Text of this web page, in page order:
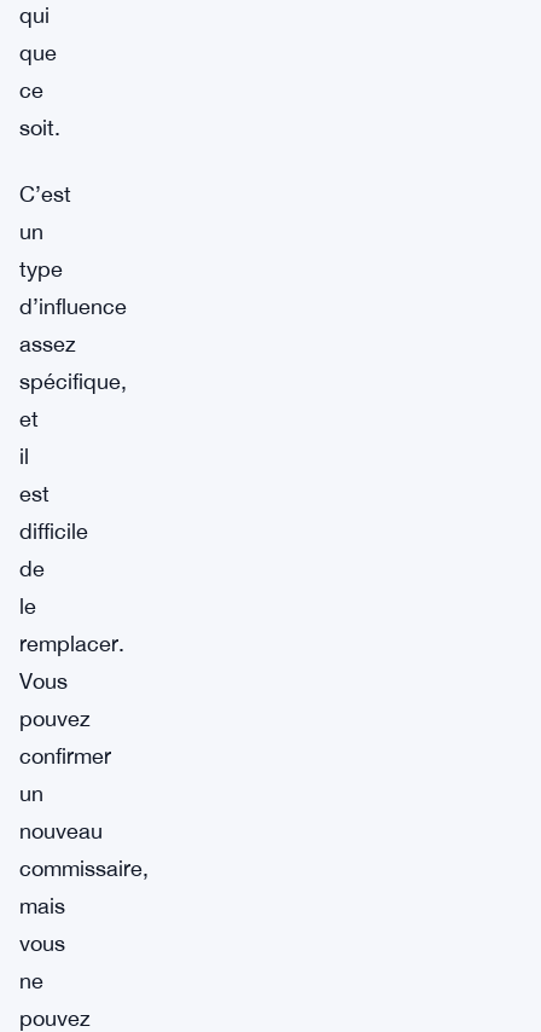
qui
que
ce
soit.
C’est
un
type
d’influence
assez
spécifique,
et
il
est
difficile
de
le
remplacer.
Vous
pouvez
confirmer
un
nouveau
commissaire,
mais
vous
ne
pouvez